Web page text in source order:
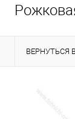
ВЕРНУТЬСЯ